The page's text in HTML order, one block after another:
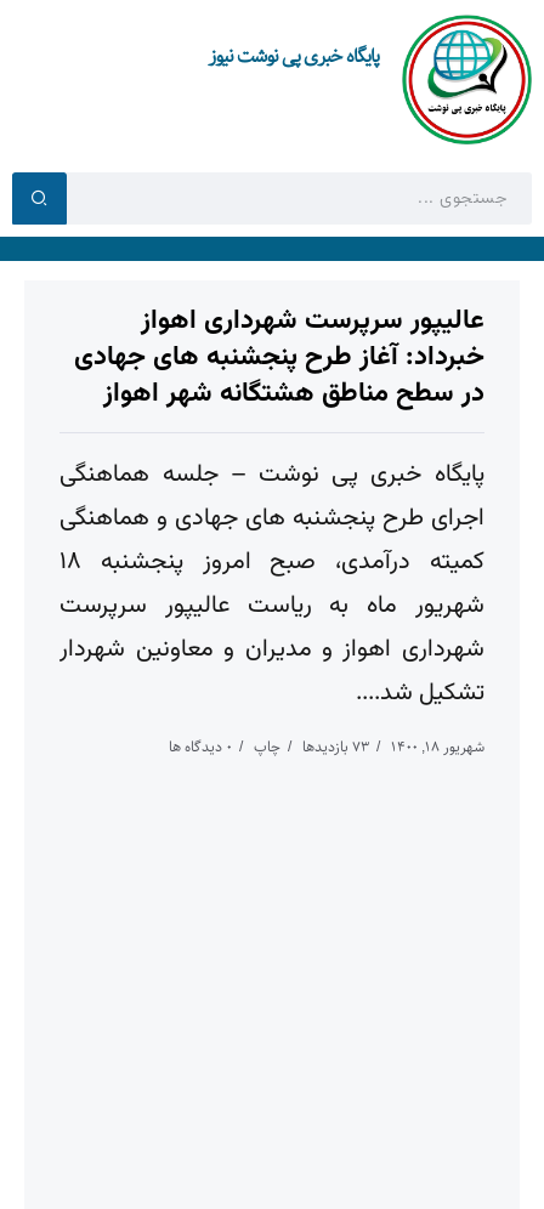
پایگاه خبری پی نوشت نیوز
عالیپور سرپرست شهرداری اهواز
خبرداد: آغاز طرح پنجشنبه های جهادی
در سطح مناطق هشتگانه شهر اهواز
پایگاه خبری پی نوشت – جلسه هماهنگی
اجرای طرح پنجشنبه های جهادی و هماهنگی
کمیته درآمدی، صبح امروز پنجشنبه ۱۸
شهریور ماه به ریاست عالیپور سرپرست
شهرداری اهواز و مدیران و معاونین شهردار
تشکیل شد....
شهریور ۱۸, ۱۴۰۰ 73 بازدیدها چاپ 0 دیدگاه ها